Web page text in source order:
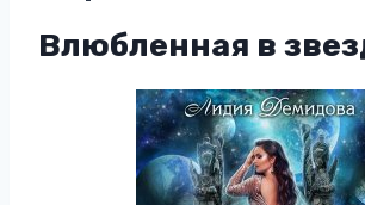
Влюбленная в